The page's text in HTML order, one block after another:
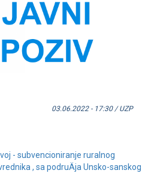
03.06.2022 - 17:30 / UZP
- subvencioniranje ruralnog
, sa podruÄja Unsko-sanskog